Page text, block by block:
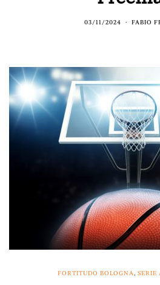
03/11/2024 FABIO
FORTITUDO BOLOGNA, SERIE